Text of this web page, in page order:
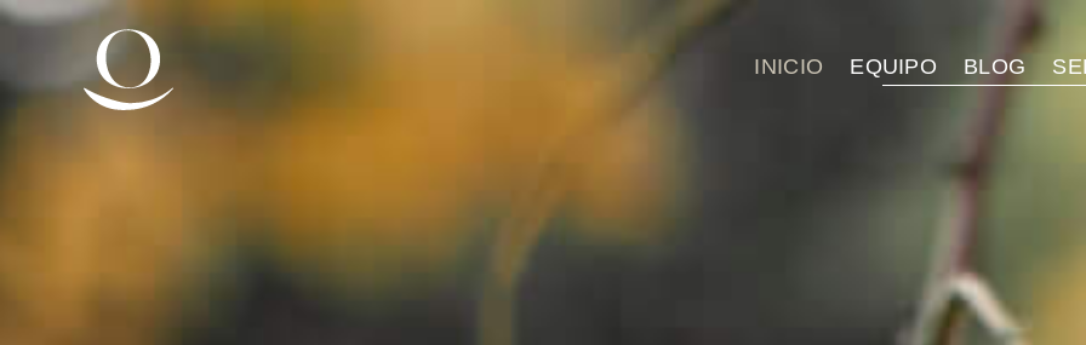
INICIO EQUIPO BLOG